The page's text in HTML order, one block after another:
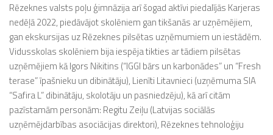
Rēzeknes valsts poļu ģimnāzija arī šogad aktīvi piedalījās Karjeras
nedēļā 2022, piedāvājot skolēniem gan tikšanās ar uzņēmējiem,
gan ekskursijas uz Rēzeknes pilsētas uzņēmumiem un iestādēm.
Vidusskolas skolēniem bija iespēja tikties ar tādiem pilsētas
uzņēmējiem kā Igors Nikitins (“IGGI bārs un karbonādes” un “Fresh
terase” īpašnieku un dibinātāju), Lienīti Litavnieci (uzņēmuma SIA
“Safira L” dibinātāju, skolotāju un pasniedzēju), kā arī citām
pazīstamām personām: Regitu Zeiļu (Latvijas sociālās
uzņēmējdarbības asociācijas direktori), Rēzeknes tehnoloģiju